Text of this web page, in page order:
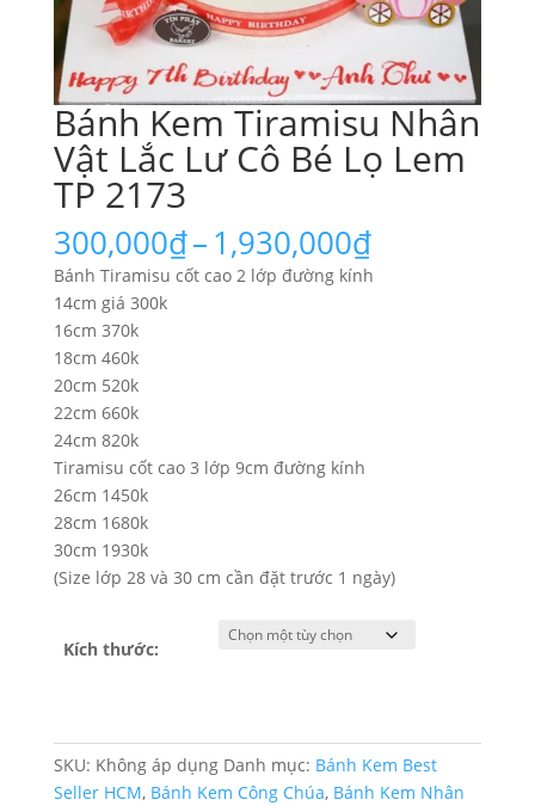
Bánh Kem Tiramisu Nhân
Vật Lắc Lư Cô Bé Lọ Lem
TP 2173
300,000₫–1,930,000₫Khoảng
giá:
từ
Bánh Tiramisu cốt cao 2 lớp đường kính
14cm giá 300k
16cm 370k
18cm 460k
20cm 520k
22cm 660k
24cm 820k
Tiramisu cốt cao 3 lớp 9cm đường kính
26cm 1450k
28cm 1680k
30cm 1930k
(Size lớp 28 và 30 cm cần đặt trước 1 ngày)
Kích thước:
SKU: Không áp dụng Danh mục: Bánh Kem Best
Seller HCM, Bánh Kem Công Chúa, Bánh Kem Nhân